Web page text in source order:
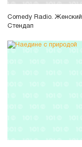
Comedy Radio. Женский
Стендап